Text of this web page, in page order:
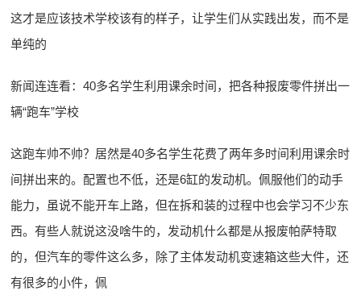
这才是应该技术学校该有的样子，让学生们从实践出发，而不是
单纯的
新闻连连看：40多名学生利用课余时间，把各种报废零件拼出一
辆“跑车”学校
这跑车帅不帅？居然是40多名学生花费了两年多时间利用课余时
间拼出来的。配置也不低，还是6缸的发动机。佩服他们的动手
能力，虽说不能开车上路，但在拆和装的过程中也会学习不少东
西。有些人就说这没啥牛的，发动机什么都是从报废帕萨特取
的，但汽车的零件这么多，除了主体发动机变速箱这些大件，还
有很多的小件，佩